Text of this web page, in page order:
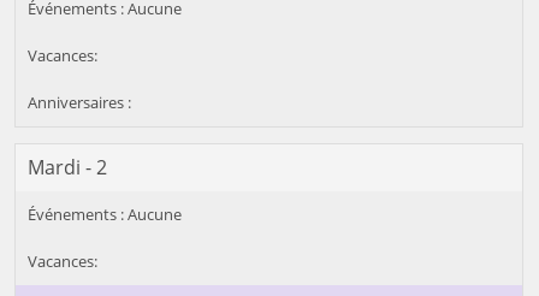
Mardi - 2